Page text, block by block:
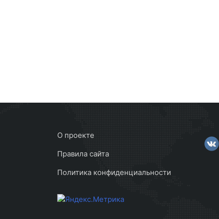
О проекте
Правила сайта
Политика конфиденциальности